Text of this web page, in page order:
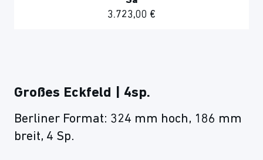
3.723,00 €
Großes Eckfeld | 4sp.
Berliner Format: 324 mm hoch, 186 mm
breit, 4 Sp.